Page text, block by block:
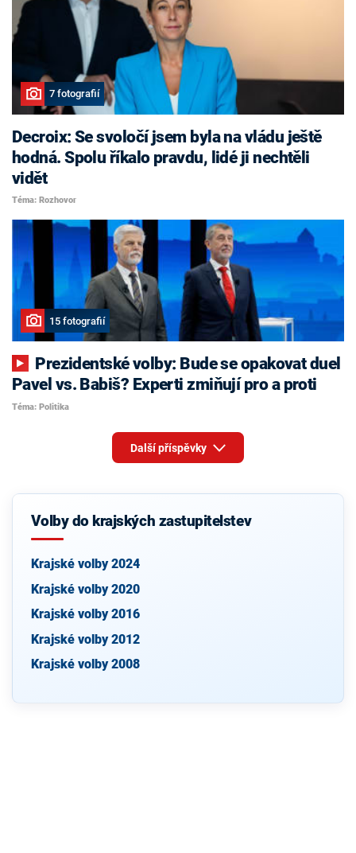
7 fotografií
Decroix: Se svoločí jsem byla na vládu ještě
hodná. Spolu říkalo pravdu, lidé ji nechtěli
vidět
Téma: Rozhovor
15 fotografií
Pavel vs. Babiš? Experti zmiňují pro a proti
Téma: Politika
Další příspěvky
Volby do krajských zastupitelstev
Krajské volby 2024
Krajské volby 2020
Krajské volby 2016
Krajské volby 2012
Krajské volby 2008